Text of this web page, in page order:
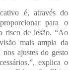
é, através do
para o
risco de lesão. “Ao
mais ampla da
ajustes do gesto
explica o